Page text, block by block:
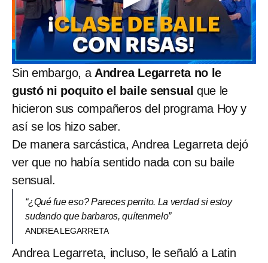
Sin embargo, aAndrea Legarreta no le
gustó ni poquito el baile sensual que le
hicieron sus compañeros del programa Hoy y
así se los hizo saber.
De manera sarcástica, Andrea Legarreta dejó
ver que no había sentido nada con su baile
sensual.
“¿Qué fue eso? Pareces perrito. La verdad si estoy
sudando que barbaros, quítenmelo”
ANDREA LEGARRETA
Andrea Legarreta, incluso, le señaló a Latin